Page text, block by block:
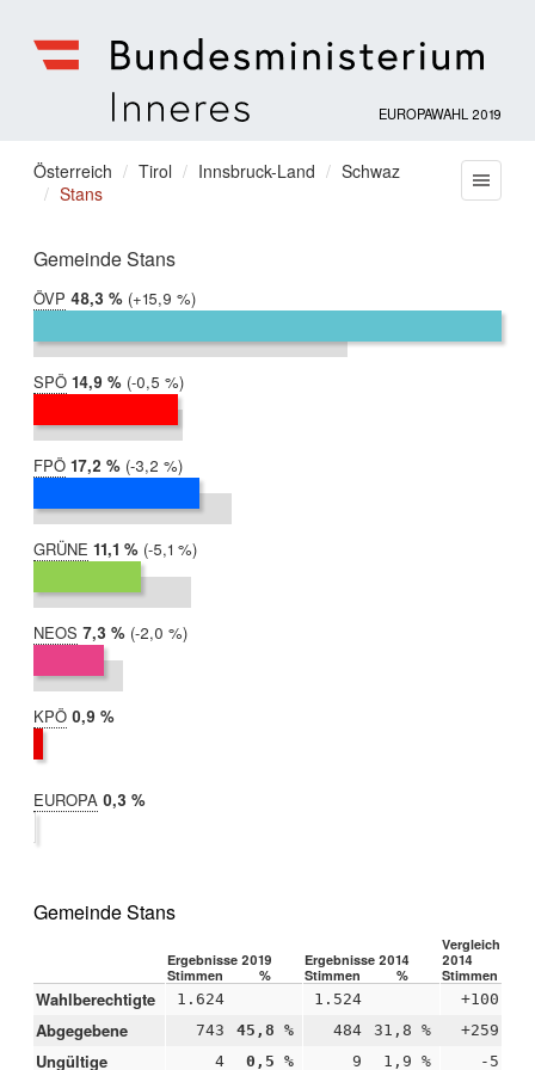
für
Inneres
EUROPAWAHL 2019
Sie
befinden
hier:
Österreich Tirol Innsbruck-Land
Schwaz
Stans
Gemeinde Stans
ÖVP 2019:
48,3 %
2014:
32,4 %
Differenz:
+15,9 %
SPÖ 2019:
14,9 %
2014:
15,4 %
Differenz:
-0,5 %
FPÖ 2019:
17,2 %
2014:
20,4 %
Differenz:
-3,2 %
GRÜNE 2019:
11,1 %
2014:
16,2 %
Differenz:
-5,1 %
NEOS 2019:
7,3 %
2014:
9,3 %
Differenz:
-2,0 %
KPÖ 2019:
0,9 %
EUROPA 2019:
0,3 %
Gemeinde Stans
Ergebnisse 2019 Ergebnisse 2014
Vergleich
2014
Stimmen
% Stimmen % Stimmen
Wahlberechtigte 1.624 1.524 +100
Abgegebene 743 45,8 % 484 31,8 % +259
Ungültige 4 0,5 % 9 1,9 % -5